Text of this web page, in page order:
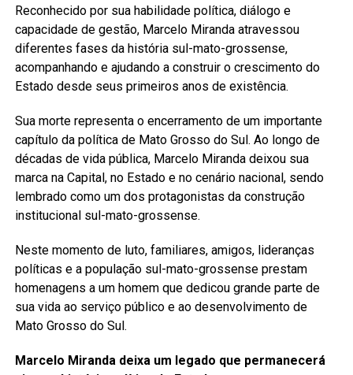
Reconhecido por sua habilidade política, diálogo e
capacidade de gestão, Marcelo Miranda atravessou
diferentes fases da história sul-mato-grossense,
acompanhando e ajudando a construir o crescimento do
Estado desde seus primeiros anos de existência.
Sua morte representa o encerramento de um importante
capítulo da política de Mato Grosso do Sul. Ao longo de
décadas de vida pública, Marcelo Miranda deixou sua
marca na Capital, no Estado e no cenário nacional, sendo
lembrado como um dos protagonistas da construção
institucional sul-mato-grossense.
Neste momento de luto, familiares, amigos, lideranças
políticas e a população sul-mato-grossense prestam
homenagens a um homem que dedicou grande parte de
sua vida ao serviço público e ao desenvolvimento de
Mato Grosso do Sul.
Marcelo Miranda deixa um legado que permanecerá